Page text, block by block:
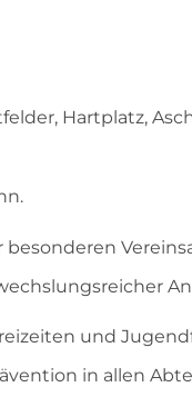
Hartplatz,
und
in allen